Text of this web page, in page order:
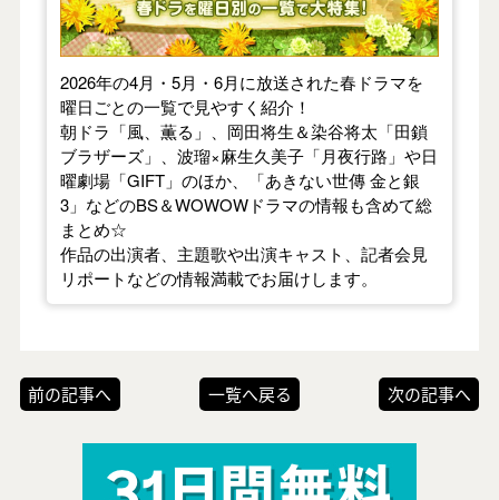
2026年の4月・5月・6月に放送された春ドラマを
曜日ごとの一覧で見やすく紹介！
朝ドラ「風、薫る」、岡田将生＆染谷将太「田鎖
ブラザーズ」、波瑠×麻生久美子「月夜行路」や日
曜劇場「GIFT」のほか、「あきない世傳 金と銀
3」などのBS＆WOWOWドラマの情報も含めて総
まとめ☆
作品の出演者、主題歌や出演キャスト、記者会見
リポートなどの情報満載でお届けします。
前の記事へ 一覧へ戻る 次の記事へ